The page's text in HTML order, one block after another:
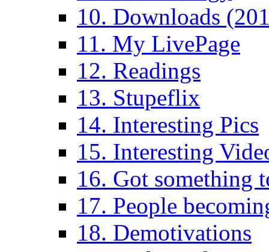
10. Downloads
11. My LivePage
12. Readings
13. Stupeflix
14. Interesting Pics
15. Interesting
16. Got something
17. People
18. Demotivations